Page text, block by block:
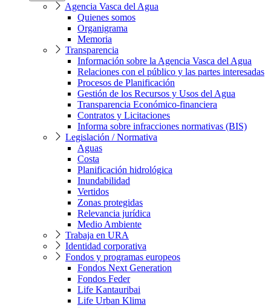
Agencia Vasca del Agua
Quienes somos
Organigrama
Memoria
Transparencia
Información sobre la Agencia Vasca del Agua
Relaciones con el público y las partes interesadas
Procesos de Planificación
Gestión de los Recursos y Usos del Agua
Transparencia Económico-financiera
Contratos y Licitaciones
Informa sobre infracciones normativas (BIS)
Legislación / Normativa
Aguas
Costa
Planificación hidrológica
Inundabilidad
Vertidos
Zonas protegidas
Relevancia jurídica
Medio Ambiente
Trabaja en URA
Identidad corporativa
Fondos y programas europeos
Fondos Next Generation
Fondos Feder
Life Kantauribai
Life Urban Klima